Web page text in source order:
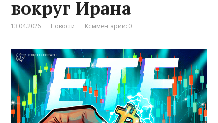
вокруг Ирана
13.04.2026 Новости Комментарии: 0